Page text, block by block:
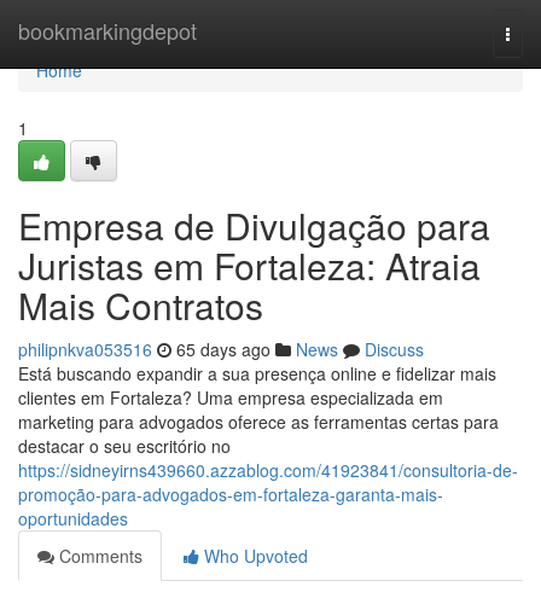
bookmarkingdepot
Home
Home
1
Empresa de Divulgação para
Juristas em Fortaleza: Atraia
Mais Contratos
philipnkva053516 65 days ago News
Discuss
Está buscando expandir a sua presença online e fidelizar mais
clientes em Fortaleza? Uma empresa especializada em
marketing para advogados oferece as ferramentas certas para
destacar o seu escritório no
https://sidneyirns439660.azzablog.com/41923841/consultoria-de-
promoção-para-advogados-em-fortaleza-garanta-mais-
oportunidades
Comments
Who Upvoted